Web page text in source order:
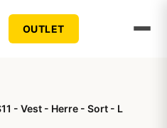
OUTLET
- Vest - Herre - Sort - L